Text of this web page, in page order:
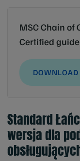
MSC Chain of
Certified guide
DOWNLOAD
Standard
wersja dla